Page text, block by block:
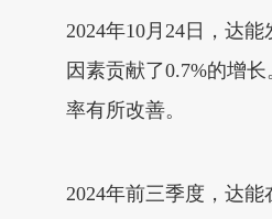
2024年10月24日，达
因素贡献了0.7%的增
率有所改善。
2024年前三季度，达